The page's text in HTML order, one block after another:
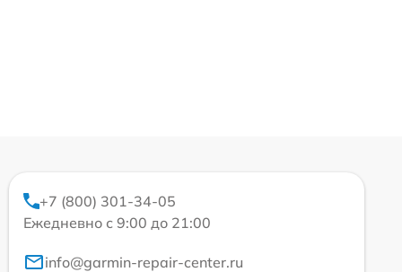
+7 (800) 301-34-05
Ежедневно с 9:00 до 21:00
info@garmin-repair-center.ru